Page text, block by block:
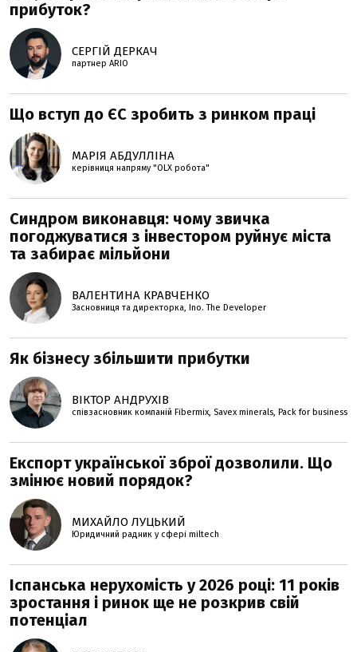
прибуток?
СЕРГІЙ ДЕРКАЧ
партнер ARIO
Що вступ до ЄС зробить з ринком праці
МАРІЯ АБДУЛЛІНА
керівниця напряму "OLX робота"
Синдром виконавця: чому звичка
погоджуватися з інвестором руйнує міста
та забирає мільйони
ВАЛЕНТИНА КРАВЧЕНКО
Засновниця та директорка, Ino. The Developer
Як бізнесу збільшити прибутки
ВІКТОР АНДРУХІВ
співзасновник компаній Fibermix, Savex minerals, Pack for business
Експорт української зброї дозволили. Що
змінює новий порядок?
МИХАЙЛО ЛУЦЬКИЙ
Юридичний радник у сфері miltech
Іспанська нерухомість у 2026 році: 11 років
зростання і ринок ще не розкрив свій
потенціал